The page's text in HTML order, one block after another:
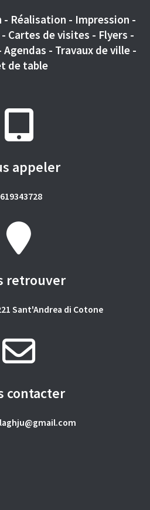
Réalisation - Impression -
Cartes de visites - Flyers -
- Travaux de ville -
de table
appeler
retrouver
Sant'Andrea di Cotone
contacter